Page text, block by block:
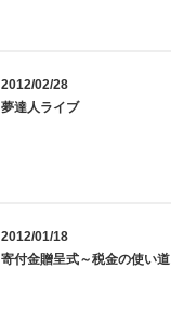
2012/02/28
夢達人ライブ
2012/01/18
寄付金贈呈式～税金の使い道